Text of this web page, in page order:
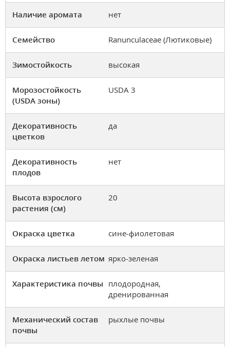
Наличие аромата нет
Семейство Ranunculaceae (Лютиковые)
Зимостойкость высокая
Морозостойкость
(USDA зоны)
USDA 3
Декоративность
цветков
да
Декоративность
плодов
нет
Высота взрослого
растения (см)
20
Окраска цветка сине-фиолетовая
Окраска листьев летом ярко-зеленая
Характеристика почвы плодородная,
дренированная
Механический состав
почвы
рыхлые почвы